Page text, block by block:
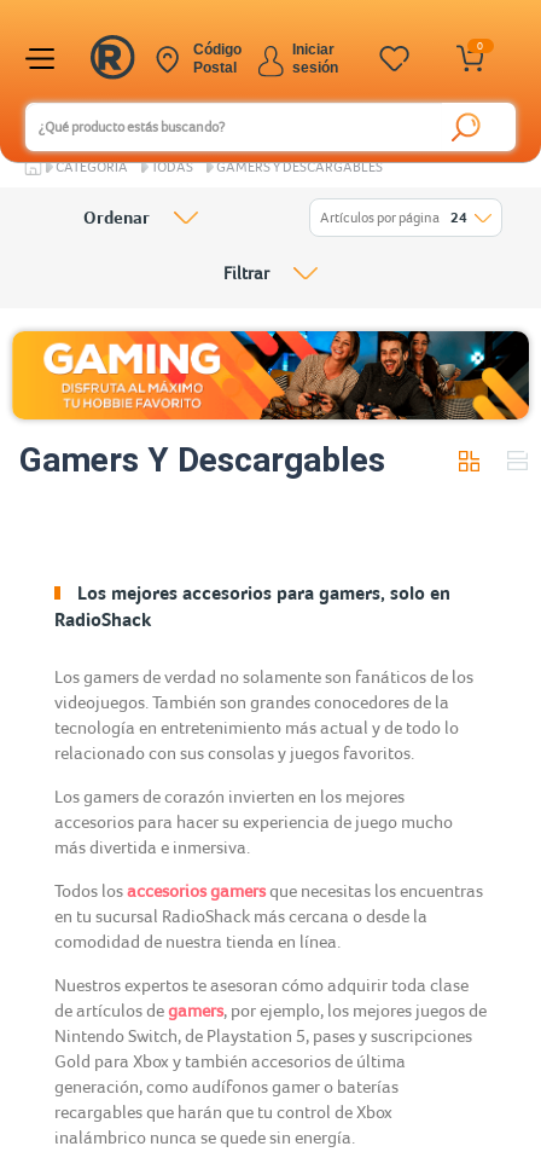
0
Iniciar
sesión
Código
Postal
CATEGORÍA TODAS GAMERS Y DESCARGABLES
Gamers Y Descargables
Ordenar Artículos por página 24
Filtrar
Los mejores accesorios para gamers, solo en
RadioShack
Los gamers de verdad no solamente son fanáticos de los
videojuegos. También son grandes conocedores de la
tecnología en entretenimiento más actual y de todo lo
relacionado con sus consolas y juegos favoritos.
Los gamers de corazón invierten en los mejores
accesorios para hacer su experiencia de juego mucho
más divertida e inmersiva.
Todos losaccesorios gamersque necesitas los encuentras
en tu sucursal RadioShack más cercana o desde la
comodidad de nuestra tienda en línea.
Nuestros expertos te asesoran cómo adquirir toda clase
de artículos degamers, por ejemplo, los mejores juegos de
Nintendo Switch, de Playstation 5, pases y suscripciones
Gold para Xbox y también accesorios de última
generación, como audífonos gamer o baterías
recargables que harán que tu control de Xbox
inalámbrico nunca se quede sin energía.